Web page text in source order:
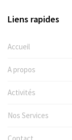
Liens rapides
Accueil
A propos
Activités
Nos Services